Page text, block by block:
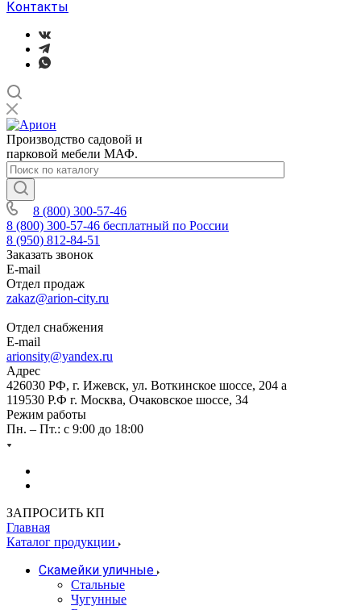
Контакты
Производство садовой и
парковой мебели МАФ.
8 (800) 300-57-46
8 (800) 300-57-46 бесплатный по России
8 (950) 812-84-51
Заказать звонок
E-mail
Отдел продаж
zakaz@arion-city.ru
Отдел снабжения
E-mail
arionsity@yandex.ru
Адрес
426030 РФ, г. Ижевск, ул. Воткинское шоссе, 204 а
119530 Р.Ф г. Москва, Очаковское шоссе, 34
Режим работы
Пн. – Пт.: с 9:00 до 18:00
ЗАПРОСИТЬ КП
Главная
Каталог продукции
Скамейки уличные
Стальные
Чугунные